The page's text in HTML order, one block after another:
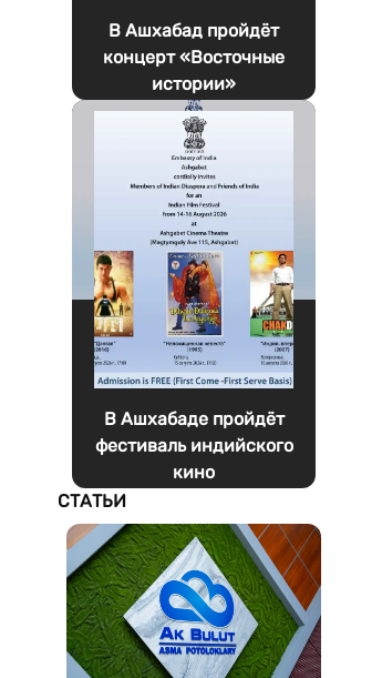
В Ашхабад пройдёт
концерт «Восточные
истории»
В Ашхабаде пройдёт
фестиваль индийского
кино
СТАТЬИ